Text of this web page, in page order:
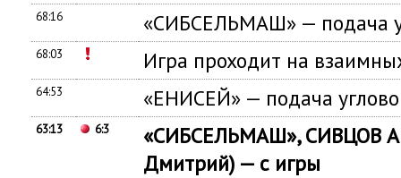
68:16 «СИБСЕЛЬМАШ» — подача
68:03 Игра проходит на
64:53 «ЕНИСЕЙ» — подача
63:13 6:3
«СИБСЕЛЬМАШ», СИВЦОВ
Дмитрий) — с игры